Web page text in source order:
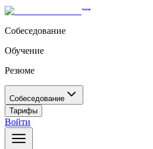
Собеседование
Обучение
Резюме
Собеседование
Тарифы
Войти